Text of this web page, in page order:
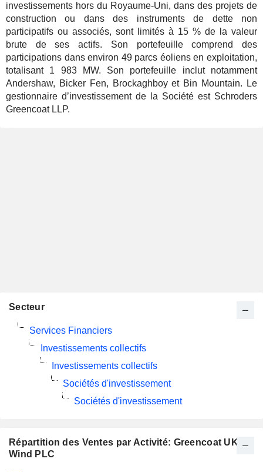
investissements hors du Royaume-Uni, dans des projets de
construction ou dans des instruments de dette non
participatifs ou associés, sont limités à 15 % de la valeur
brute de ses actifs. Son portefeuille comprend des
participations dans environ 49 parcs éoliens en exploitation,
totalisant 1 983 MW. Son portefeuille inclut notamment
Andershaw, Bicker Fen, Brockaghboy et Bin Mountain. Le
gestionnaire d’investissement de la Société est Schroders
Greencoat LLP.
Répartition des Ventes par Activité: Greencoat UK
Wind PLC
Secteur
Services Financiers
Investissements collectifs
Investissements collectifs
Sociétés d'investissement
Sociétés d'investissement